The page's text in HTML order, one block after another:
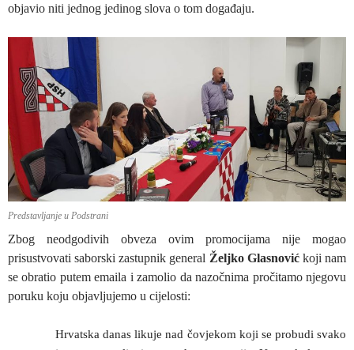
objavio niti jednog jedinog slova o tom događaju.
Predstavljanje u Podstrani
Zbog neodgodivih obveza ovim promocijama nije mogao
prisustvovati saborski zastupnik general Željko Glasnovićkoji nam
se obratio putem emaila i zamolio da nazočnima pročitamo njegovu
poruku koju objavljujemo u cijelosti:
Hrvatska danas likuje nad čovjekom koji se probudi svako